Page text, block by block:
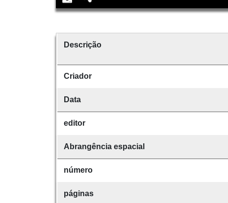
Descrição
Criador
Data
editor
Abrangência espacial
número
páginas